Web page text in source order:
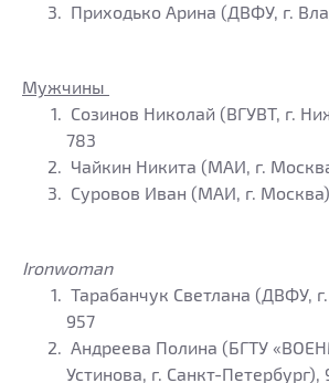
Приходько Арина (ДВФУ, г.
Мужчины
Созинов Николай (ВГУВТ, г.
783
Чайкин Никита (МАИ, г.
Суровов Иван (МАИ, г.
Ironwoman
Тарабанчук Светлана (ДВФУ,
957
Андреева Полина (БГТУ
Устинова, г. Санкт-Петербург),